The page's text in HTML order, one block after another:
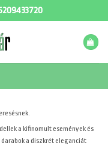
a kifinomult események és
a diszkrét eleganciát